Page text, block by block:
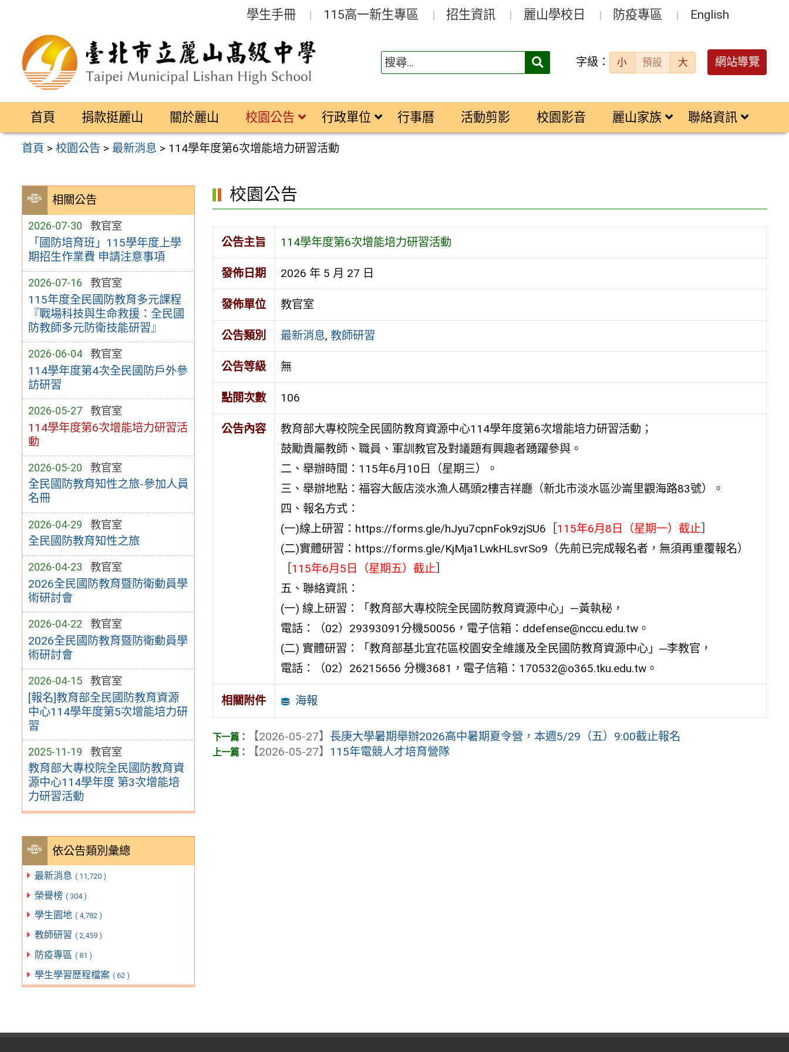
區
學生手冊 115高一新生專區 招生資訊 麗山學校日 防疫專區 English
搜
字級： 小 預設 大 網站導覽
首頁 捐款挺麗山 關於麗山 校園公告 行政單位 行事曆 活動剪影 校園影音 麗山家族 聯絡資訊
首頁 >校園公告 > 最新消息 > 114學年度第6次增能培力研習活動
相關公告
2026-07-30 教官室
「國防培育班」115學年度上學
期招生作業費 申請注意事項
2026-07-16 教官室
115年度全民國防教育多元課程
『戰場科技與生命救援：全民國
防教師多元防衛技能研習』
2026-06-04 教官室
114學年度第4次全民國防戶外參
訪研習
2026-05-27 教官室
114學年度第6次增能培力研習活
動
2026-05-20 教官室
全民國防教育知性之旅-參加人員
名冊
2026-04-29 教官室
全民國防教育知性之旅
2026-04-23 教官室
2026全民國防教育暨防衛動員學
術研討會
2026-04-22 教官室
2026全民國防教育暨防衛動員學
術研討會
2026-04-15 教官室
[報名]教育部全民國防教育資源
中心114學年度第5次增能培力研
習
2025-11-19 教官室
教育部大專校院全民國防教育資
源中心114學年度 第3次增能培
力研習活動
依公告類別彙總
最新消息 ( 11,720 )
榮譽榜 ( 304 )
學生園地 ( 4,782 )
教師研習 ( 2,459 )
防疫專區 ( 81 )
學生學習歷程檔案 ( 62 )
校園公告
公告主旨 114學年度第6次增能培力研習活動
發佈日期 2026 年 5 月 27 日
發佈單位 教官室
公告類別 最新消息, 教師研習
公告等級 無
點閱次數 106
公告內容
教育部大專校院全民國防教育資源中心114學年度第6次增能培力研習活動；
鼓勵貴屬教師、職員、軍訓教官及對議題有興趣者踴躍參與。
二、舉辦時間：115年6月10日（星期三）。
三、舉辦地點：福容大飯店淡水漁人碼頭2樓吉祥廳（新北市淡水區沙崙里觀海路83號）。
四、報名方式：
(一)線上研習：https://forms.gle/hJyu7cpnFok9zjSU6［ 115年6月8日（星期一）截止］
(二)實體研習：https://forms.gle/KjMja1LwkHLsvrSo9（先前已完成報名者，無須再重覆報名）
115年6月5日（星期五）截止］
五、聯絡資訊：
(一) 線上研習：「教育部大專校院全民國防教育資源中心」―黃執秘，
電話：（02）29393091分機50056，電子信箱：ddefense@nccu.edu.tw。
(二) 實體研習：「教育部基北宜花區校園安全維護及全民國防教育資源中心」─李教官，
電話：（02）26215656 分機3681，電子信箱：170532@o365.tku.edu.tw。
相關附件 海報
【2026-05-27】 長庚大學暑期舉辦2026高中暑期夏令營，本週5/29（五）9:00截止報名
【2026-05-27】 115年電競人才培育營隊